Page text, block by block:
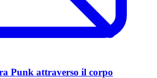
Punk attraverso il corpo